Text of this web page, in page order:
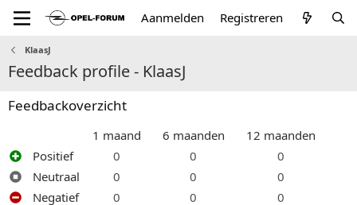
Aanmelden Registreren
KlaasJ
Feedback profile - KlaasJ
Feedbackoverzicht
1 maand 6 maanden
12 maanden
Positief
0 0
0
Neutraal
0 0
0
Negatief
0 0
0